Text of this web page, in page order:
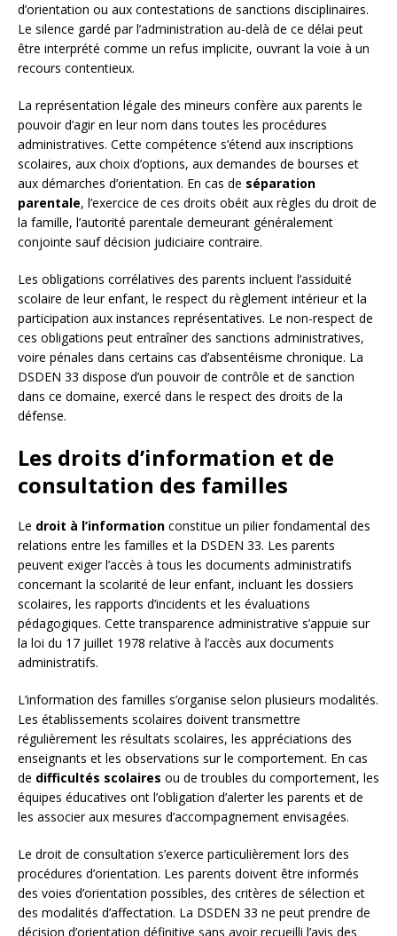
d’orientation ou aux contestations de sanctions disciplinaires.
Le silence gardé par l’administration au-delà de ce délai peut
être interprété comme un refus implicite, ouvrant la voie à un
recours contentieux.
La représentation légale des mineurs confère aux parents le
pouvoir d’agir en leur nom dans toutes les procédures
administratives. Cette compétence s’étend aux inscriptions
scolaires, aux choix d’options, aux demandes de bourses et
aux démarches d’orientation. En cas de séparation
parentale, l’exercice de ces droits obéit aux règles du droit de
la famille, l’autorité parentale demeurant généralement
conjointe sauf décision judiciaire contraire.
Les obligations corrélatives des parents incluent l’assiduité
scolaire de leur enfant, le respect du règlement intérieur et la
participation aux instances représentatives. Le non-respect de
ces obligations peut entraîner des sanctions administratives,
voire pénales dans certains cas d’absentéisme chronique. La
DSDEN 33 dispose d’un pouvoir de contrôle et de sanction
dans ce domaine, exercé dans le respect des droits de la
défense.
Les droits d’information et de
consultation des familles
Le droit à l’information constitue un pilier fondamental des
relations entre les familles et la DSDEN 33. Les parents
peuvent exiger l’accès à tous les documents administratifs
concernant la scolarité de leur enfant, incluant les dossiers
scolaires, les rapports d’incidents et les évaluations
pédagogiques. Cette transparence administrative s’appuie sur
la loi du 17 juillet 1978 relative à l’accès aux documents
administratifs.
L’information des familles s’organise selon plusieurs modalités.
Les établissements scolaires doivent transmettre
régulièrement les résultats scolaires, les appréciations des
enseignants et les observations sur le comportement. En cas
de difficultés scolaires ou de troubles du comportement, les
équipes éducatives ont l’obligation d’alerter les parents et de
les associer aux mesures d’accompagnement envisagées.
Le droit de consultation s’exerce particulièrement lors des
procédures d’orientation. Les parents doivent être informés
des voies d’orientation possibles, des critères de sélection et
des modalités d’affectation. La DSDEN 33 ne peut prendre de
décision d’orientation définitive sans avoir recueilli l’avis des